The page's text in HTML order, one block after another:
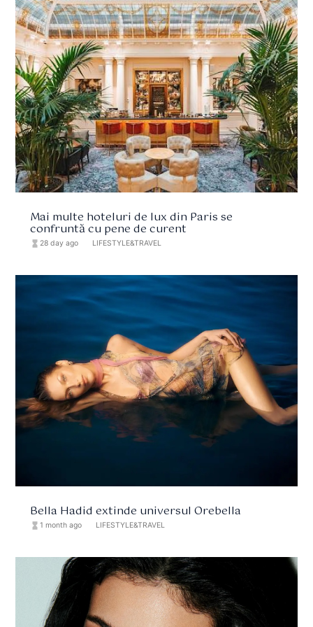
Mai multe hoteluri de lux din Paris se
confruntă cu pene de curent
hourglass_full 28 day ago LIFESTYLE&TRAVEL
Bella Hadid extinde universul Orebella
hourglass_full 1 month ago LIFESTYLE&TRAVEL